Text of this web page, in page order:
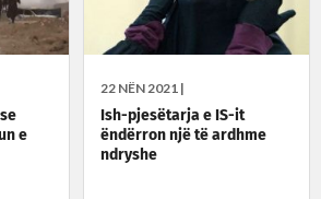
e
22 NËN 2021 |
Ish-pjesëtarja e IS-it
ëndërron një të ardhme
ndryshe